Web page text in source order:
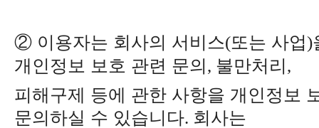
② 이용자는 회사의 서비스(또는 사업)
개인정보 보호 관련 문의, 불만처리,
피해구제 등에 관한 사항을 개인정보
문의하실 수 있습니다. 회사는